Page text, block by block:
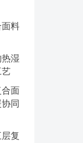
料
湿
艺
面
同
复